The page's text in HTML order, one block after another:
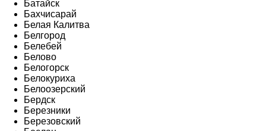
Батайск
Бахчисарай
Белая Калитва
Белгород
Белебей
Белово
Белогорск
Белокуриха
Белоозерский
Бердск
Березники
Березовский